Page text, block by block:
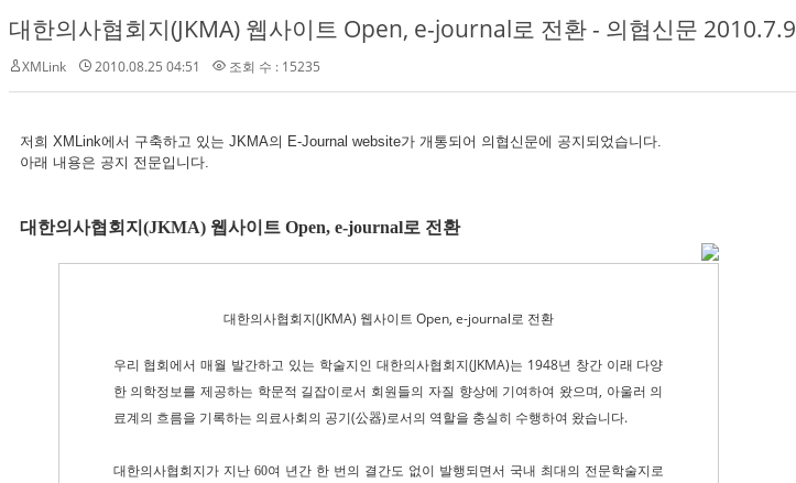
대한의사협회지(JKMA) 웹사이트 Open, e-journal로 전환 - 의협신문 2010.7.9
XMLink 2010.08.25 04:51 조회 수 : 15235
저희 XMLink에서 구축하고 있는 JKMA의 E-Journal website가 개통되어 의협신문에 공지되었습니다.
아래 내용은 공지 전문입니다.
대한의사협회지(JKMA) 웹사이트 Open, e-journal로 전환
대한의사협회지(JKMA) 웹사이트 Open, e-journal로 전환
우리 협회에서 매월 발간하고 있는 학술지인 대한의사협회지(JKMA)는 1948년 창간 이래 다양
한 의학정보를 제공하는 학문적 길잡이로서 회원들의 자질 향상에 기여하여 왔으며, 아울러 의
료계의 흐름을 기록하는 의료사회의 공기(公器)로서의 역할을 충실히 수행하여 왔습니다.
대한의사협회지가 지난 60여 년간 한 번의 결간도 없이 발행되면서 국내 최대의 전문학술지로